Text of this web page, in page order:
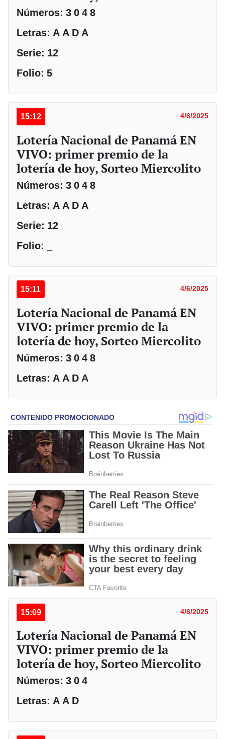
Números: 3 0 4 8
Letras: A A D A
Serie: 12
Folio: 5
15:12 4/6/2025
Lotería Nacional de Panamá EN
VIVO: primer premio de la
lotería de hoy, Sorteo Miercolito
Números: 3 0 4 8
Letras: A A D A
Serie: 12
Folio: _
15:11 4/6/2025
Lotería Nacional de Panamá EN
VIVO: primer premio de la
lotería de hoy, Sorteo Miercolito
Números: 3 0 4 8
Letras: A A D A
15:09 4/6/2025
Lotería Nacional de Panamá EN
VIVO: primer premio de la
lotería de hoy, Sorteo Miercolito
Números: 3 0 4
Letras: A A D